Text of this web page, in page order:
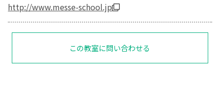
http://www.messe-school.jp
この教室に問い合わせる